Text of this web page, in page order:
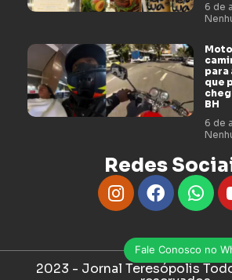
Fale Conosco no
6 de
para
que
BH
6 de
Redes
2023 - Jornal Teresópolis